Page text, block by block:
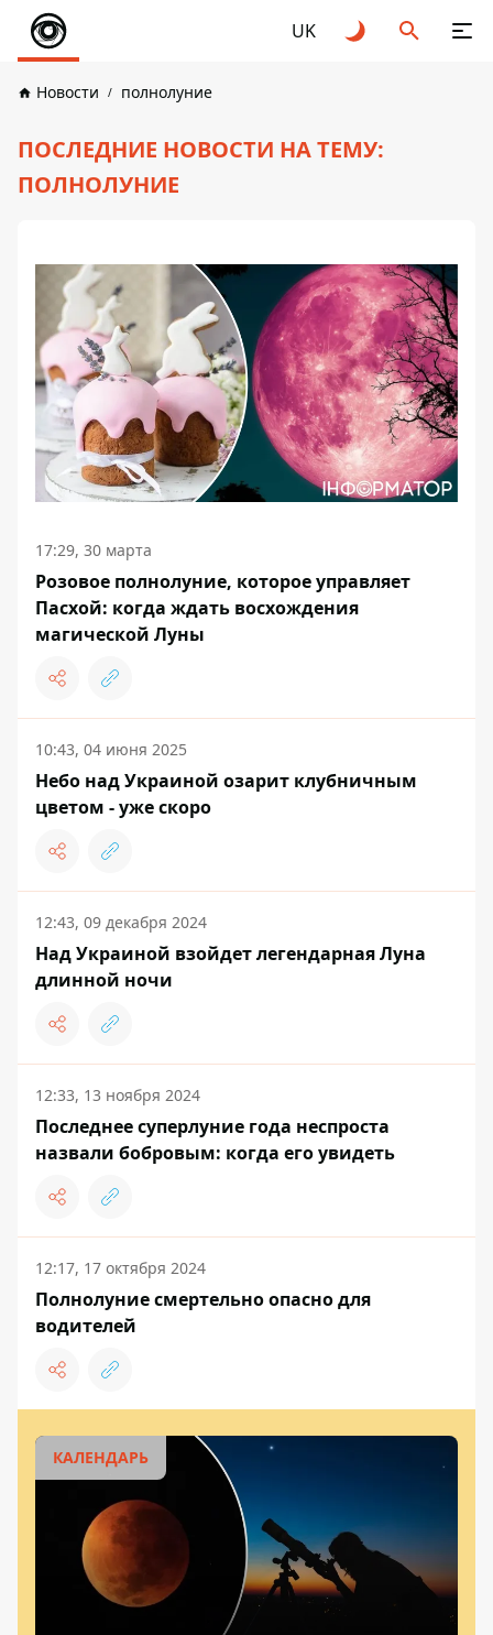
UK
Новости полнолуние
ПОСЛЕДНИЕ НОВОСТИ НА ТЕМУ:
ПОЛНОЛУНИЕ
17:29, 30 марта
Розовое полнолуние, которое управляет
Пасхой: когда ждать восхождения
магической Луны
10:43, 04 июня 2025
Небо над Украиной озарит клубничным
цветом - уже скоро
12:43, 09 декабря 2024
Над Украиной взойдет легендарная Луна
длинной ночи
12:33, 13 ноября 2024
Последнее суперлуние года неспроста
назвали бобровым: когда его увидеть
12:17, 17 октября 2024
Полнолуние смертельно опасно для
водителей
КАЛЕНДАРЬ